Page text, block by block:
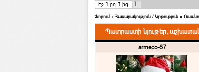
Էջ 1-րդ 1-ից 1
Ֆորում » Հասարակություն / Կրթություն »
Պատրաստի նյութեր,
armeco-87